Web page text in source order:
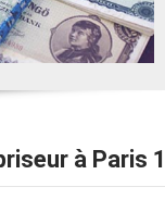
à Paris